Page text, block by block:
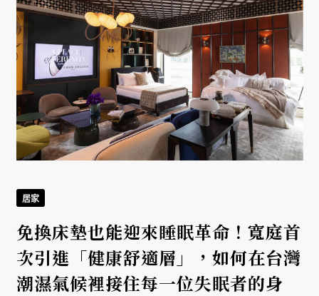
居家
免換床墊也能迎來睡眠革命！寬庭首
次引進「健康舒適層」，如何在台灣
潮濕氣候裡接住每一位失眠者的身